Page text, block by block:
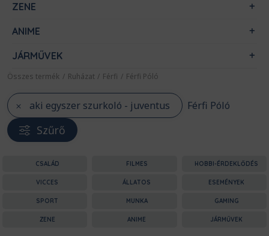
ZENE
ANIME
JÁRMŰVEK
Összes termék / Ruházat / Férfi / Férfi Póló
aki egyszer szurkoló - juventus Férfi Póló
Szűrő
CSALÁD FILMES HOBBI-ÉRDEKLŐDÉS
VICCES ÁLLATOS ESEMÉNYEK
SPORT MUNKA GAMING
ZENE ANIME JÁRMŰVEK